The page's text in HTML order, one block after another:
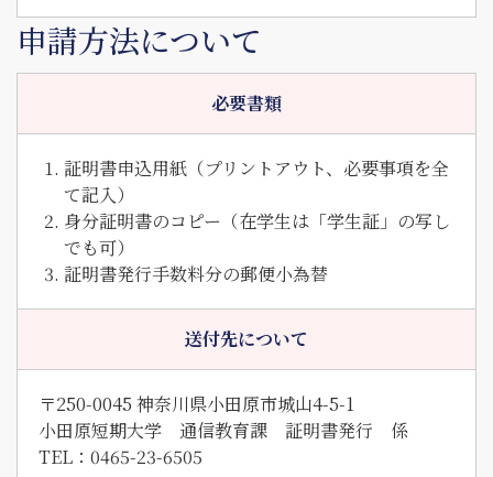
申請方法について
必要書類
証明書申込用紙（プリントアウト、必要事項を全
て記入）
身分証明書のコピー（在学生は「学生証」の写し
でも可）
証明書発行手数料分の郵便小為替
送付先について
〒250-0045 神奈川県小田原市城山4-5-1
小田原短期大学 通信教育課 証明書発行 係
TEL：0465-23-6505